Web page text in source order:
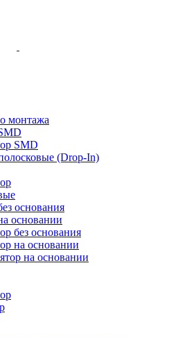
монтажа
SMD
(Drop-In)
основания
основании
без основания
на основании
на основании